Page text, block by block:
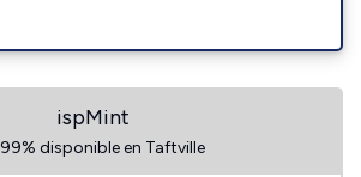
ispMint
99% disponible en Taftville